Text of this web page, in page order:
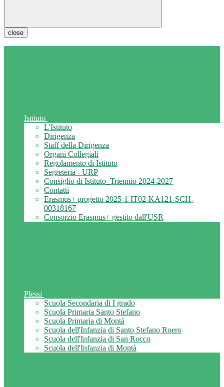
close
Istituto
L'Istituto
Dirigenza
Staff della Dirigenza
Organi Collegiali
Regolamento di Istituto
Segreteria - URP
Consiglio di Istituto_Triennio 2024-2027
Contatti
Erasmus+ progetto 2025-1-IT02-KA121-SCH-
00318167
Consorzio Erasmus+ gestito dall'USR
Plessi
Scuola Secondaria di I grado
Scuola Primaria Santo Stefano
Scuola Primaria di Montà
Scuola dell'Infanzia di Santo Stefano Roero
Scuola dell'Infanzia di San Rocco
Scuola dell'Infanzia di Montà